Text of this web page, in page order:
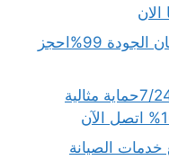
شركة رش حشرات بالرياض بضمان الجودة 99%احجز
شركة عزل خزانات بالخرج خدمة7/24حماية مثالية
الصيانة